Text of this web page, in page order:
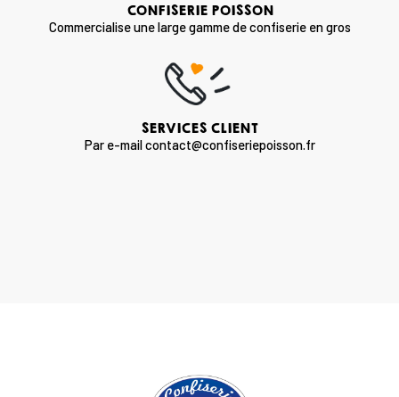
CONFISERIE POISSON
Commercialise une large gamme de confiserie en gros
SERVICES CLIENT
Par e-mail contact@confiseriepoisson.fr